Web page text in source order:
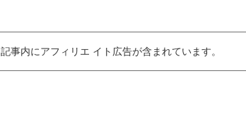
記事内にアフィリエ イト広告が含まれています。